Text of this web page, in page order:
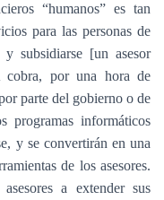
“humanos” es tan
para las personas de
subsidiarse [un asesor
cobra, por una hora de
parte del gobierno o de
programas informáticos
y se convertirán en una
de los asesores.
a extender sus